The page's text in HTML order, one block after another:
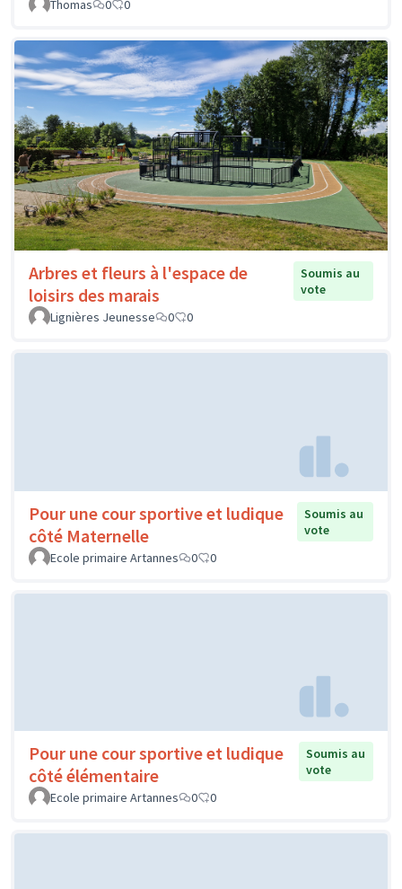
Thomas 0 0
Arbres et fleurs à l'espace de
loisirs des marais
Soumis au
vote
Lignières Jeunesse
0 0
Pour une cour sportive et ludique
côté Maternelle
Soumis au
vote
Ecole primaire Artannes
0 0
Pour une cour sportive et ludique
côté élémentaire
Soumis au
vote
Ecole primaire Artannes
0 0